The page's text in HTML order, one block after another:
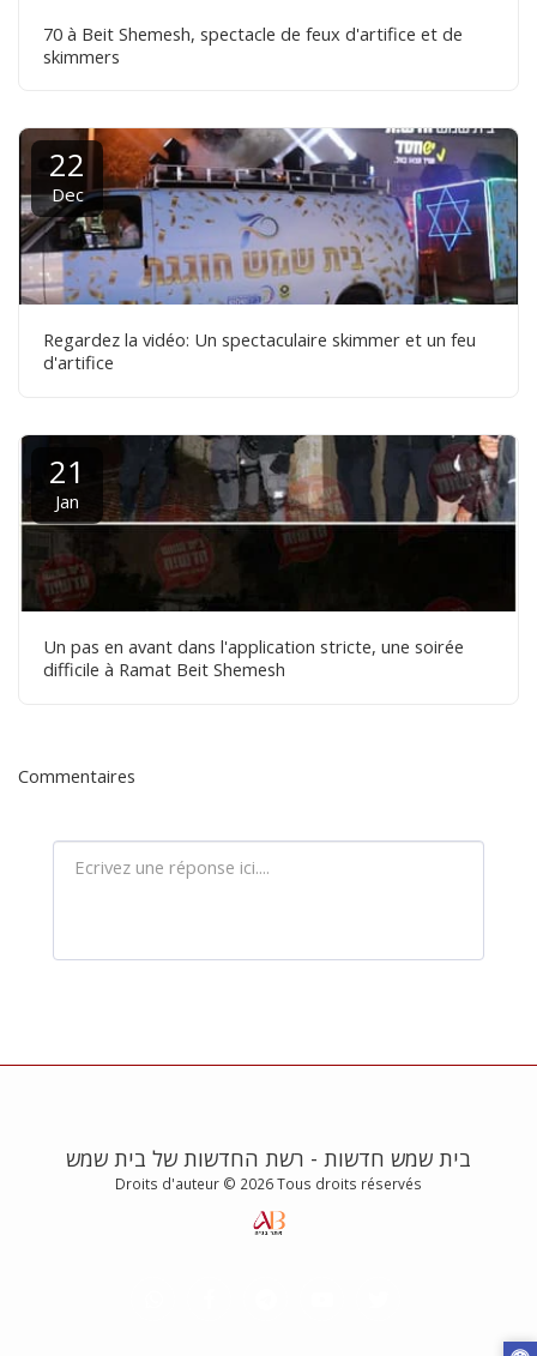
70 à Beit Shemesh, spectacle de feux d'artifice et de
skimmers
22
Dec
Regardez la vidéo: Un spectaculaire skimmer et un feu
d'artifice
21
Jan
Un pas en avant dans l'application stricte, une soirée
difficile à Ramat Beit Shemesh
Commentaires
בית שמש חדשות - רשת החדשות של בית שמש
Droits d'auteur © 2026 Tous droits réservés